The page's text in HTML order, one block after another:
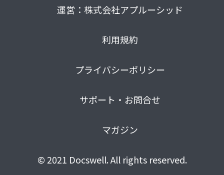
運営：株式会社アプルーシッド
利用規約
プライバシーポリシー
サポート・お問合せ
マガジン
© 2021 Docswell. All rights reserved.